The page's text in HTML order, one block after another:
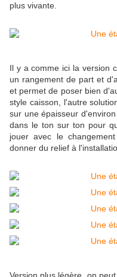
plus vivante.
Il y a comme ici la version
un rangement de part et
et permet de poser bien
style caisson, l'autre
sur une épaisseur
dans le ton sur ton pour
jouer avec le
donner du relief à